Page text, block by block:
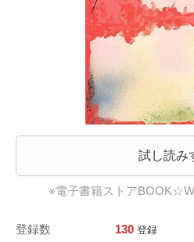
試し読み
※電子書籍ストア
登録数 130 登録